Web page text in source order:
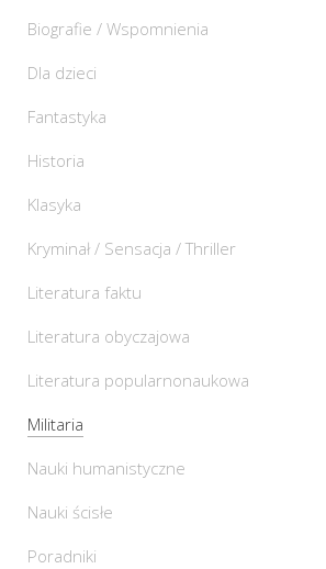
Biografie / Wspomnienia
Dla dzieci
Fantastyka
Historia
Klasyka
Kryminał / Sensacja / Thriller
Literatura faktu
Literatura obyczajowa
Literatura popularnonaukowa
Militaria
Nauki humanistyczne
Nauki ścisłe
Poradniki